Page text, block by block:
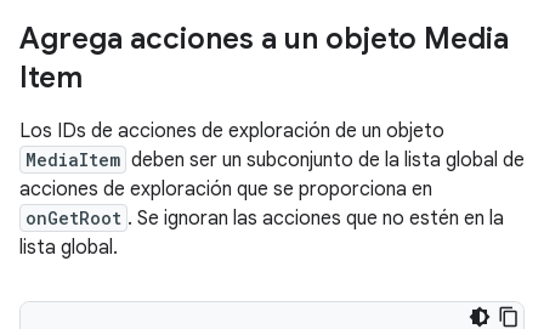
Agrega acciones a un objeto Media
Item
Los IDs de acciones de exploración de un objeto
MediaItem deben ser un subconjunto de la lista global de
acciones de exploración que se proporciona en
onGetRoot . Se ignoran las acciones que no estén en la
lista global.